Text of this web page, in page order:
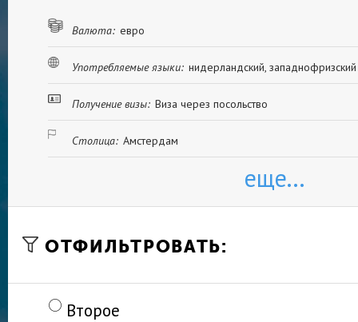
Валюта: евро
Употребляемые языки: нидерландский, западнофризский
Получение визы: Виза через посольство
Столица: Амстердам
еще...
ОТФИЛЬТРОВАТЬ:
Второе